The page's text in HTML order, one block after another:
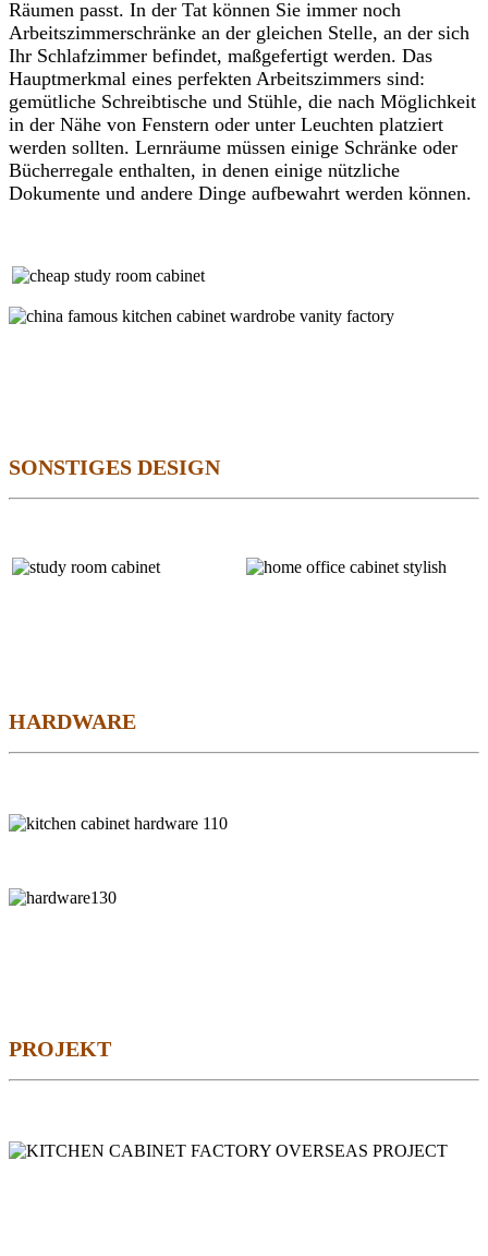
Räumen passt. In der Tat können Sie immer noch
Arbeitszimmerschränke an der gleichen Stelle, an der sich
Ihr Schlafzimmer befindet, maßgefertigt werden. Das
Hauptmerkmal eines perfekten Arbeitszimmers sind:
gemütliche Schreibtische und Stühle, die nach Möglichkeit
in der Nähe von Fenstern oder unter Leuchten platziert
werden sollten. Lernräume müssen einige Schränke oder
Bücherregale enthalten, in denen einige nützliche
Dokumente und andere Dinge aufbewahrt werden können.
SONSTIGES DESIGN
HARDWARE
PROJEKT